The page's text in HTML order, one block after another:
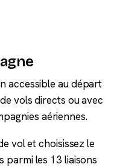
accessible au départ
vols directs ou avec
aériennes.
vol et choisissez le
parmi les 13 liaisons